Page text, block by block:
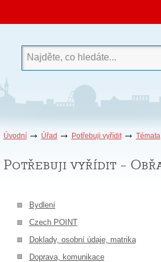
Úvodní Úřad Potřebuji vyřídit Témata
Potřebuji vyřídit –
Bydlení
Czech POINT
Doklady, osobní údaje, matrika
Doprava, komunikace